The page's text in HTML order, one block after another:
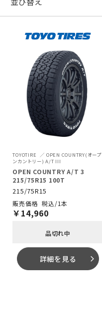
TOYOTIRE
OPEN COUNTRY(オープ
ンカントリー) A/T III
OPEN COUNTRY A/T 3
215/75R15 100T
215/75R15
税込/1本
￥ 14,960
品切れ中
詳細を見る arrow_forward_ios